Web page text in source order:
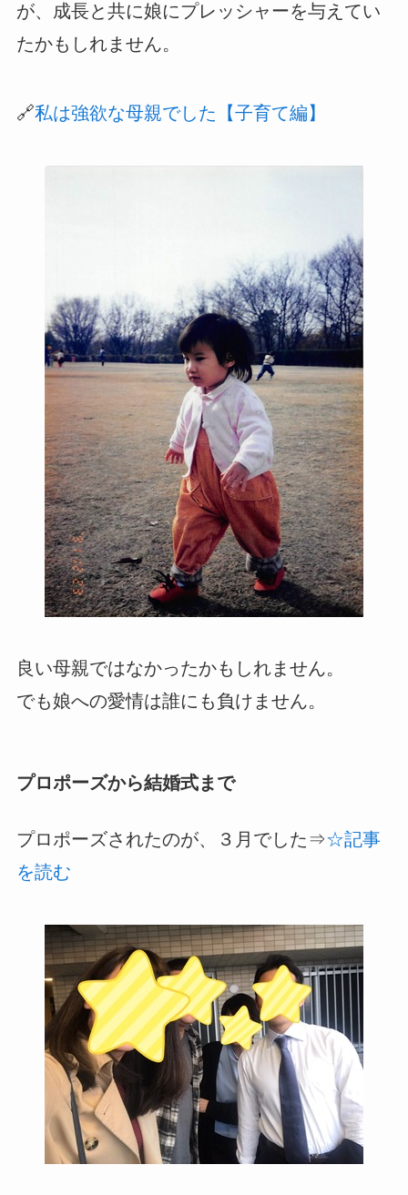
が、成長と共に娘にプレッシャーを与えてい
たかもしれません。
🔗私は強欲な母親でした【子育て編】
良い母親ではなかったかもしれません。
でも娘への愛情は誰にも負けません。
プロポーズから結婚式まで
プロポーズされたのが、３月でした⇒☆記事
を読む